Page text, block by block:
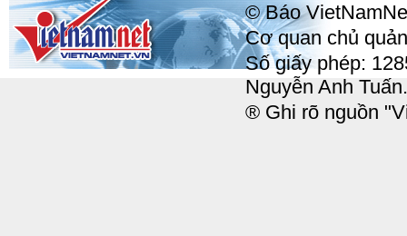
© Báo
Cơ quan chủ
Số giấy phép:
Nguyễn Anh Tuấn.
® Ghi rõ nguồn